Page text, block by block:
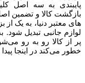
بازگشت کالا و تضمین
های معتبر دنیا، به یک از
لوازم جانبی تبدیل
پر از کالا رو به رو
خطور می‌کند در اینجا